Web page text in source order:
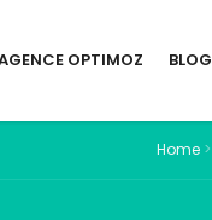
OPTIMOZ BLOG
Home >